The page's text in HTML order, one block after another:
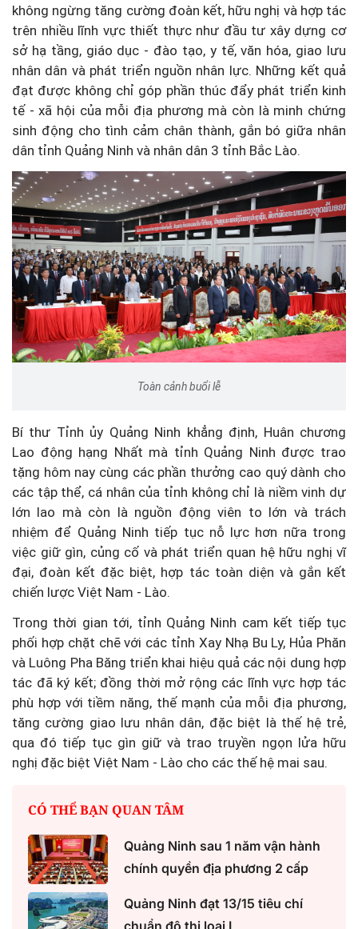
không ngừng tăng cường đoàn kết, hữu nghị và hợp tác
trên nhiều lĩnh vực thiết thực như đầu tư xây dựng cơ
sở hạ tầng, giáo dục - đào tạo, y tế, văn hóa, giao lưu
nhân dân và phát triển nguồn nhân lực. Những kết quả
đạt được không chỉ góp phần thúc đẩy phát triển kinh
tế - xã hội của mỗi địa phương mà còn là minh chứng
sinh động cho tình cảm chân thành, gắn bó giữa nhân
dân tỉnh Quảng Ninh và nhân dân 3 tỉnh Bắc Lào.
Toàn cảnh buổi lễ
Bí thư Tỉnh ủy Quảng Ninh khẳng định, Huân chương
Lao động hạng Nhất mà tỉnh Quảng Ninh được trao
tặng hôm nay cùng các phần thưởng cao quý dành cho
các tập thể, cá nhân của tỉnh không chỉ là niềm vinh dự
lớn lao mà còn là nguồn động viên to lớn và trách
nhiệm để Quảng Ninh tiếp tục nỗ lực hơn nữa trong
việc giữ gìn, củng cố và phát triển quan hệ hữu nghị vĩ
đại, đoàn kết đặc biệt, hợp tác toàn diện và gắn kết
chiến lược Việt Nam - Lào.
Trong thời gian tới, tỉnh Quảng Ninh cam kết tiếp tục
phối hợp chặt chẽ với các tỉnh Xay Nhạ Bu Ly, Hủa Phăn
và Luông Pha Băng triển khai hiệu quả các nội dung hợp
tác đã ký kết; đồng thời mở rộng các lĩnh vực hợp tác
phù hợp với tiềm năng, thế mạnh của mỗi địa phương,
tăng cường giao lưu nhân dân, đặc biệt là thế hệ trẻ,
qua đó tiếp tục gìn giữ và trao truyền ngọn lửa hữu
nghị đặc biệt Việt Nam - Lào cho các thế hệ mai sau.
CÓ THỂ BẠN QUAN TÂM
Quảng Ninh sau 1 năm vận hành
chính quyền địa phương 2 cấp
Quảng Ninh đạt 13/15 tiêu chí